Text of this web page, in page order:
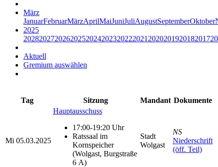
März
JanuarFebruarMärzAprilMaiJuniJuliAugustSeptemberOktober
2025
20282027202620252024202320222021 2020201920182017
Aktuell
Gremium auswählen
Tag Sitzung Mandant Dokumente
Mi 05.03.2025
Hauptausschuss
17:00-19:20 Uhr
Ratssaal im
Kornspeicher
(Wolgast, Burgstraße
6 A)
Stadt
Wolgast
NS
Niederschrift
(öff. Teil)